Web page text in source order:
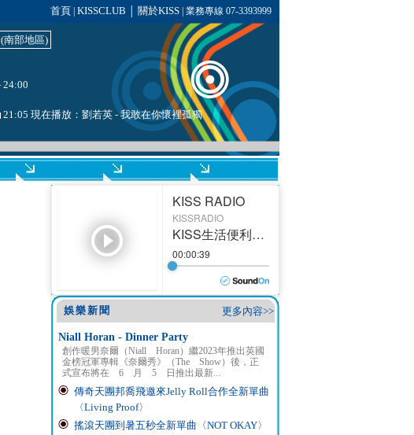
首頁 KISSCLUB 關於KISS| 業務專線 07-3393999
南部地區)
24:00
21:05 現在播放： 劉若英- 我敢在你懷裡孤獨
更多內容>>
娛樂新聞
Niall Horan - Dinner Party
創作暖男奈爾（Niall Horan）繼2023年推出英國
金榜冠軍專輯《奈爾秀》（The Show）後，正
式宣布將在 6 月 5 日推出最新...
傳奇天團邦喬飛邀來Jelly Roll合作全新單曲
〈Living Proof〉
搖滾天團到暑五秒全新單曲〈NOT OKAY〉